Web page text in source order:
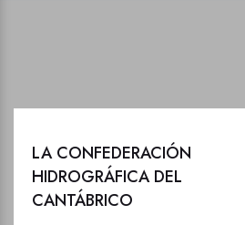
LA CONFEDERACIÓN
HIDROGRÁFICA DEL
CANTÁBRICO